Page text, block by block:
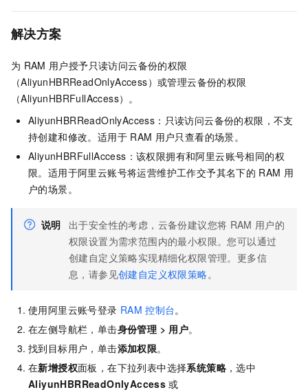
解决方案
为 RAM 用户授予只读访问云备份的权限
（AliyunHBRReadOnlyAccess）或管理云备份的权限
（AliyunHBRFullAccess）。
AliyunHBRReadOnlyAccess：只读访问云备份的权限，不支
持创建和修改。适用于 RAM 用户只查看的场景。
AliyunHBRFullAccess：该权限拥有和阿里云账号相同的权
限。适用于阿里云账号将运营维护工作交予其名下的 RAM 用
户的场景。
说明 出于安全性的考虑， 云备份建议您将 RAM 用户的
权限设置为需求范围内的最小权限。您可以通过
创建自定义策略实现精细化权限管理。更多信
息，请参见创建自定义权限策略。
使用阿里云账号登录 RAM 控制台。
在左侧导航栏，单击身份管理 > 用户。
找到目标用户，单击添加权限。
在新增授权面板，在下拉列表中选择系统策略 ，选中
AliyunHBRReadOnlyAccess 或